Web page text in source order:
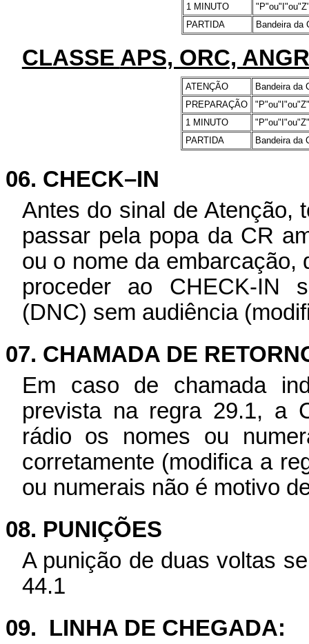
1 MINUTO
"P"ou"
PARTIDA
Bandeira da
CLASSE APS, ORC,
ATENÇÃO
Bandeira da
PREPARAÇÃO
"P"ou"
1 MINUTO
"P"ou"
PARTIDA
Bandeira da
06. CHECK–IN
Antes do sinal de Atenção,
passar pela popa da CR
ou o nome da embarcação,
proceder ao CHECK-IN
(DNC) sem audiência
07. CHAMADA DE
Em caso de chamada
prevista na regra 29.1, a
rádio os nomes ou
corretamente (modifica a
ou numerais não é motivo
08. PUNIÇÕES
A punição de duas voltas
44.1
09.
LINHA DE CHEGADA: